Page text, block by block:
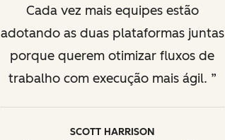
Cada vez mais equipes estão
adotando as duas plataformas juntas
porque querem otimizar fluxos de
trabalho com execução mais ágil.
SCOTT HARRISON